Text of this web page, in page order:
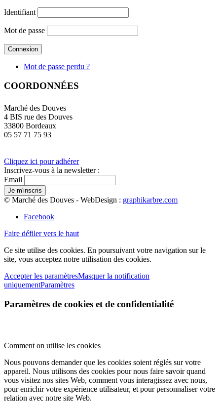
Identifiant
Mot de passe
Mot de passe perdu ?
COORDONNÉES
Marché des Douves
4 BIS rue des Douves
33800 Bordeaux
05 57 71 75 93
Cliquez ici pour adhérer
Inscrivez-vous à la newsletter :
Email
© Marché des Douves - WebDesign : graphikarbre.com
Facebook
Faire défiler vers le haut
Ce site utilise des cookies. En poursuivant votre navigation sur le
site, vous acceptez notre utilisation des cookies.
Accepter les paramètresMasquer la notification
uniquementParamètres
Paramètres de cookies et de confidentialité
Comment on utilise les cookies
Nous pouvons demander que les cookies soient réglés sur votre
appareil. Nous utilisons des cookies pour nous faire savoir quand
vous visitez nos sites Web, comment vous interagissez avec nous,
pour enrichir votre expérience utilisateur, et pour personnaliser votre
relation avec notre site Web.